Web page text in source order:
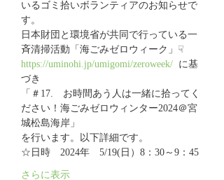
いるゴミ拾いボランティアのお知らせで
す。
日本財団と環境省が共同で行っている一
斉清掃活動「海ごみゼロウィーク」☟
https://uminohi.jp/umigomi/zeroweek/ に基
づき
「＃17.　お時間あう人は一緒に拾ってく
ださい！海ごみゼロウィンター2024＠宮
城松島海岸」
を行います。以下詳細です。
☆日時　2024年　5/19(日）8：30～9：45
さらに表示